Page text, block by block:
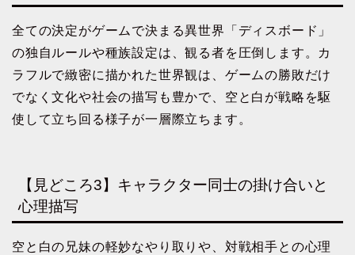
全ての決定がゲームで決まる異世界「ディスボード」
の独自ルールや種族設定は、観る者を圧倒します。カ
ラフルで緻密に描かれた世界観は、ゲームの勝敗だけ
でなく文化や社会の描写も豊かで、空と白が戦略を駆
使して立ち回る様子が一層際立ちます。
【見どころ3】キャラクター同士の掛け合いと
心理描写
空と白の兄妹の軽妙なやり取りや、対戦相手との心理